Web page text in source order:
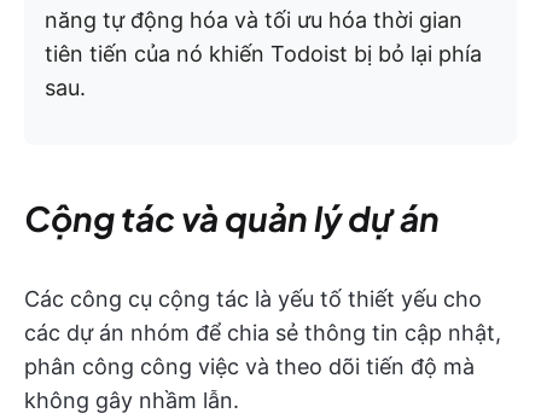
năng tự động hóa và tối ưu hóa thời gian
tiên tiến của nó khiến Todoist bị bỏ lại phía
sau.
Cộng tác và quản lý dự án
Các công cụ cộng tác là yếu tố thiết yếu cho
các dự án nhóm để chia sẻ thông tin cập nhật,
phân công công việc và theo dõi tiến độ mà
không gây nhầm lẫn.